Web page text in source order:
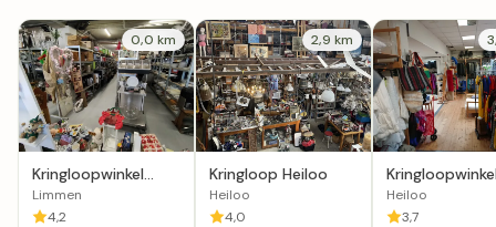
0,0 km
Kringloopwinkel
Kring-in-loop
Limmen
Limmen
4,2
2,9 km
Kringloop Heiloo
Heiloo
4,0
Dorcas Winkel
Heiloo
Heiloo
3,7